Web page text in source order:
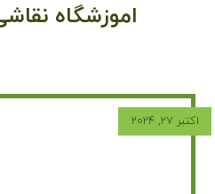
اموزشگاه
اکتبر ۲۷, ۲۰۲۴